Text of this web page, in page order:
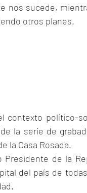
nos sucede,
otros planes.
contexto político-
la serie de
la Casa Rosada.
de la
del país de